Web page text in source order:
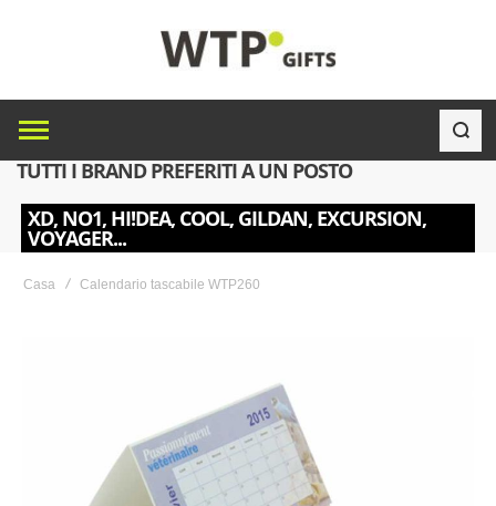
TUTTI I BRAND PREFERITI A UN POSTO
XD, NO1, HI!DEA, COOL, GILDAN, EXCURSION,
VOYAGER...
Casa Calendario tascabile WTP260